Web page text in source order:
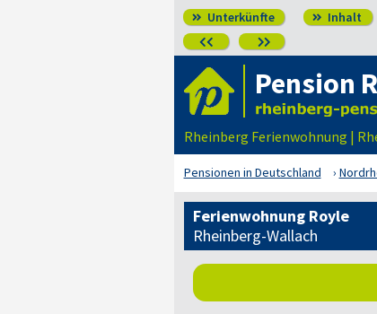
 Unterkünfte  Inhalt
 
Pension
Rheinberg Ferienwohnung |
Pensionen in Deutschland
Ferienwohnung Royle
Rheinberg-Wallach